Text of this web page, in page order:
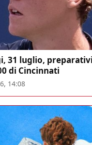
31 luglio,
di Cincinnati
14:08